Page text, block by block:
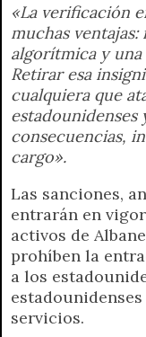
«La verificación
muchas
algorítmica y
Retirar esa
cualquiera que
consecuencias,
cargo».
Las sanciones,
entrarán en
activos de
prohíben la
a los
servicios.